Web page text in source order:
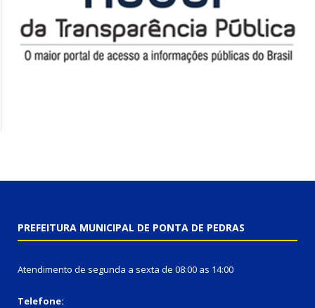
PREFEITURA MUNICIPAL DE PONTA DE PEDRAS
Atendimento de segunda a sexta de 08:00 as 14:00
Telefone: